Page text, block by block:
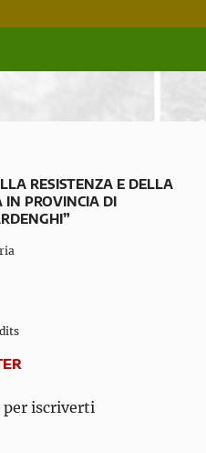
RESISTENZA E DELLA
IN PROVINCIA DI
iscriverti